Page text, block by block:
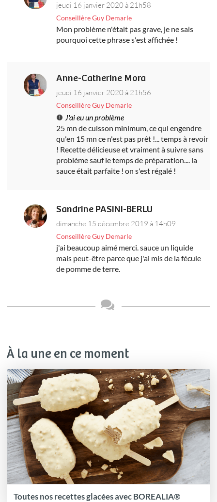
jeudi 16 janvier 2020 à 21h58
Conseillère Guy Demarle
Mon problème n'était pas grave, je ne sais
pourquoi cette phrase s'est affichée !
Anne-Catherine Mora
jeudi 16 janvier 2020 à 21h56
Conseillère Guy Demarle
J'ai eu un problème
25 mn de cuisson minimum, ce qui engendre
qu'en 15 mn ce n'est pas prêt !... temps à revoir
! Recette délicieuse et vraiment à suivre sans
problème sauf le temps de préparation.... la
sauce était parfaite ! on s'est régalé !
Sandrine PASINI-BERLU
dimanche 15 décembre 2019 à 14h09
Conseillère Guy Demarle
j'ai beaucoup aimé merci. sauce un liquide
mais peut-être parce que j'ai mis de la fécule
de pomme de terre.
À la une en ce moment
Toutes nos recettes glacées avec BOREALIA®